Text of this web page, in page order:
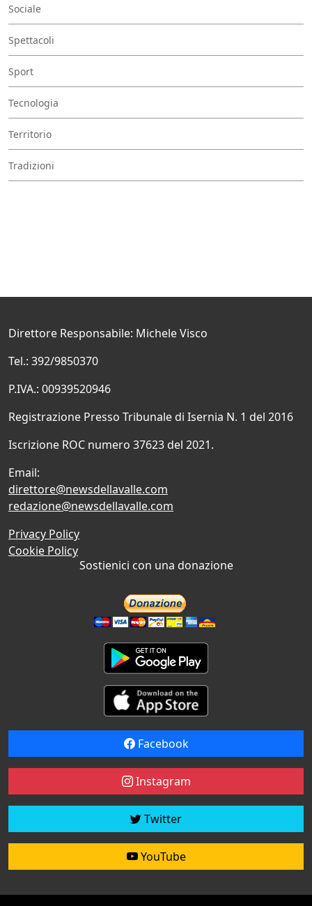
Sociale
Spettacoli
Sport
Tecnologia
Territorio
Tradizioni
Direttore Responsabile: Michele Visco
Tel.: 392/9850370
P.IVA.: 00939520946
Registrazione Presso Tribunale di Isernia N. 1 del 2016
Iscrizione ROC numero 37623 del 2021.
Email:
direttore@newsdellavalle.com
redazione@newsdellavalle.com
Privacy Policy
Cookie Policy
Sostienici con una donazione
Facebook
Instagram
Twitter
YouTube